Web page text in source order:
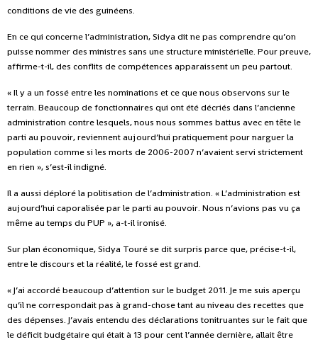
conditions de vie des guinéens.
En ce qui concerne l’administration, Sidya dit ne pas comprendre qu’on
puisse nommer des ministres sans une structure ministérielle. Pour preuve,
affirme-t-il, des conflits de compétences apparaissent un peu partout.
« Il y a un fossé entre les nominations et ce que nous observons sur le
terrain. Beaucoup de fonctionnaires qui ont été décriés dans l’ancienne
administration contre lesquels, nous nous sommes battus avec en tête le
parti au pouvoir, reviennent aujourd’hui pratiquement pour narguer la
population comme si les morts de 2006-2007 n’avaient servi strictement
en rien », s’est-il indigné.
Il a aussi déploré la politisation de l’administration. « L’administration est
aujourd’hui caporalisée par le parti au pouvoir. Nous n’avions pas vu ça
même au temps du PUP », a-t-il ironisé.
Sur plan économique, Sidya Touré se dit surpris parce que, précise-t-il,
entre le discours et la réalité, le fossé est grand.
« J’ai accordé beaucoup d’attention sur le budget 2011. Je me suis aperçu
qu’il ne correspondait pas à grand-chose tant au niveau des recettes que
des dépenses. J’avais entendu des déclarations tonitruantes sur le fait que
le déficit budgétaire qui était à 13 pour cent l’année dernière, allait être